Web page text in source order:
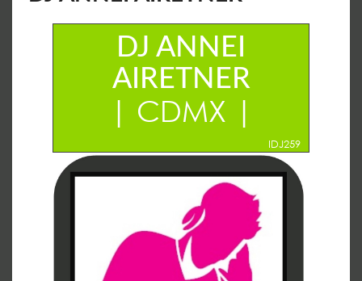
DJ ANNEI
AIRETNER
| CDMX |
IDJ259